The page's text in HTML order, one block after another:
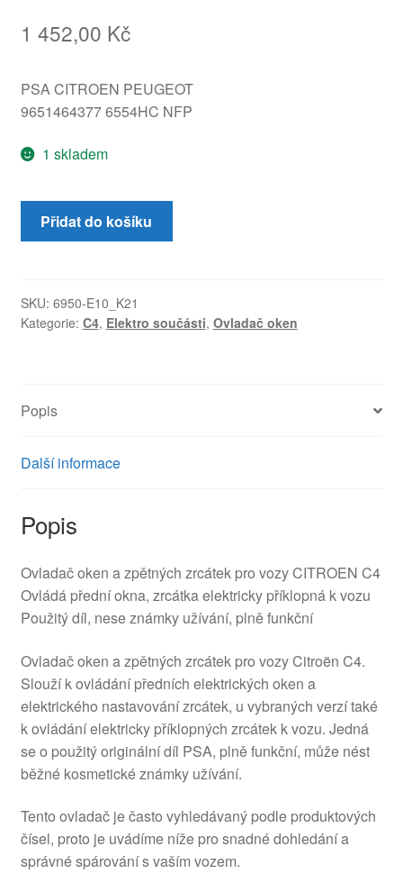
1 452,00 Kč
PSA CITROEN PEUGEOT
9651464377 6554HC NFP
1 skladem
Ovladač
oken
9651464377
6554HC
Přidat do košíku
SKU: 6950-E10_K21
Kategorie: C4, Elektro součásti, Ovladač oken
Popis
Další informace
Popis
Ovladač oken a zpětných zrcátek pro vozy CITROEN C4
Ovládá přední okna, zrcátka elektricky příklopná k vozu
Použitý díl, nese známky užívání, plně funkční
Ovladač oken a zpětných zrcátek pro vozy Citroën C4.
Slouží k ovládání předních elektrických oken a
elektrického nastavování zrcátek, u vybraných verzí také
k ovládání elektricky příklopných zrcátek k vozu. Jedná
se o použitý originální díl PSA, plně funkční, může nést
běžné kosmetické známky užívání.
Tento ovladač je často vyhledávaný podle produktových
čísel, proto je uvádíme níže pro snadné dohledání a
správné spárování s vaším vozem.